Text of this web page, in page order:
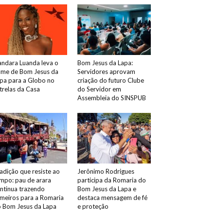
Luanda leva o
de Bom Jesus da
para a Globo no
da Casa
Bom Jesus da Lapa:
Servidores aprovam
criação do futuro Clube
do Servidor em
Assembleia do SINSPUB
que resiste ao
pau de arara
trazendo
para a Romaria
Bom Jesus da Lapa
Jerônimo Rodrigues
participa da Romaria do
Bom Jesus da Lapa e
destaca mensagem de fé
e proteção